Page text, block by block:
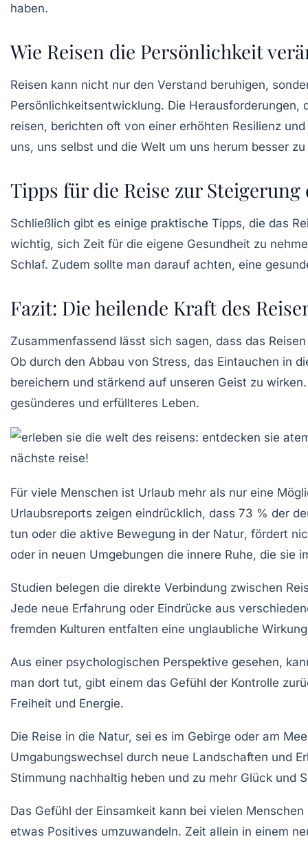
haben.
Wie Reisen die Persönlichkeit
Reisen kann nicht nur den Verstand beruhigen,
Persönlichkeitsentwicklung. Die Herausforderungen,
reisen, berichten oft von einer erhöhten Resilienz
uns, uns selbst und die Welt um uns herum besser
Tipps für die Reise zur
Schließlich gibt es einige praktische Tipps, die das
wichtig, sich Zeit für die eigene Gesundheit zu
Schlaf. Zudem sollte man darauf achten, eine
Fazit: Die heilende Kraft des
Zusammenfassend lässt sich sagen, dass das
Ob durch den Abbau von Stress, das Eintauchen in
bereichern und stärkend auf unseren Geist zu
gesünderes und erfüllteres Leben.
Für viele Menschen ist Urlaub mehr als nur eine
Urlaubsreports zeigen eindrücklich, dass 73 % der
tun oder die aktive Bewegung in der Natur, fördert
oder in neuen Umgebungen die innere Ruhe, die sie
Studien belegen die direkte Verbindung zwischen
Jede neue Erfahrung oder Eindrücke aus
fremden Kulturen entfalten eine unglaubliche
Aus einer psychologischen Perspektive gesehen,
man dort tut, gibt einem das Gefühl der Kontrolle
Freiheit und Energie.
Die Reise in die Natur, sei es im Gebirge oder am
Umgabungswechsel durch neue Landschaften und
Stimmung nachhaltig heben und zu mehr Glück und
Das Gefühl der Einsamkeit kann bei vielen
etwas Positives umzuwandeln. Zeit allein in einem